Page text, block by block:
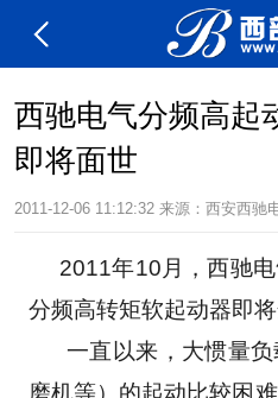
西驰电气分频高起
即将面世
2011-12-06 11:12:32 来源：西安西驰
分频高转矩软起动器即将
      一直以来，大惯量负载设备（如破碎机、球
磨机等）的起动比较困